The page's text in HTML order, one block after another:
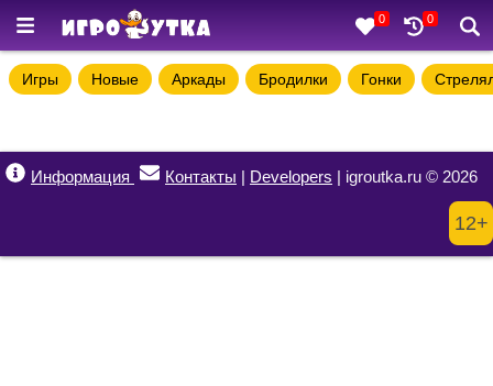
0 0
Игры Новые Аркады Бродилки Гонки
Информация Контакты | Developers | igroutka.ru © 2026
12+